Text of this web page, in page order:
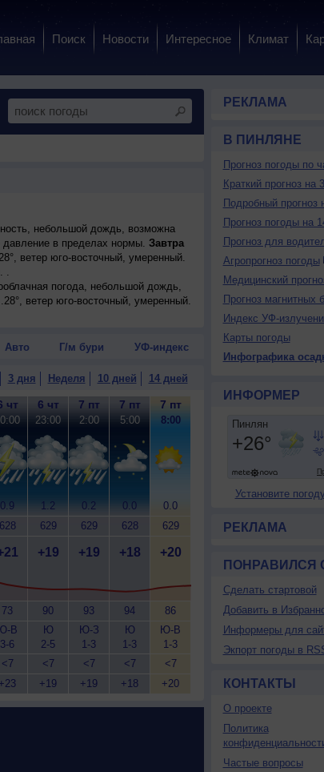
Поиск Новости Интересное Климат
небольшой дождь, возможна
давление в пределах нормы. Завтра
ветер юго-восточный, умеренный.
.
погода, небольшой дождь,
ветер юго-восточный, умеренный.
Авто Г/м бури УФ-индекс
3 дня Неделя 10 дней 14 дней
чт
0.9
628
73
В
3-6
<7
+23
6 чт
23:00
1.2
629
+19
90
Ю
2-5
<7
+19
7 пт
2:00
0.2
629
+19
93
Ю-З
1-3
<7
+19
7 пт
5:00
0.0
628
+18
94
Ю
1-3
<7
+18
7 пт
8:00
0.0
629
+20
86
Ю-В
1-3
<7
+20
РЕКЛАМА
В ПИНЛЯНЕ
Прогноз погоды по
Краткий прогноз на
Подробный прогноз
Прогноз погоды на
Прогноз для
Агропрогноз погоды
Медицинский
Прогноз магнитных
Индекс УФ-
Карты погоды
Инфографика
ИНФОРМЕР
Установите
РЕКЛАМА
ПОНРАВИЛСЯ
Сделать стартовой
Добавить в
Информеры для
Экпорт погоды в
КОНТАКТЫ
О проекте
Политика
Частые вопросы